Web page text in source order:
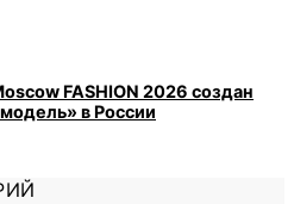
FASHION 2026 создан
в России